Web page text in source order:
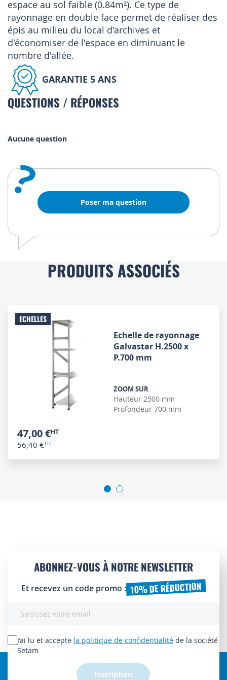
espace au sol faible (0.84m²). Ce type de
rayonnage en double face permet de réaliser des
épis au milieu du local d'archives et
d'économiser de l'espace en diminuant le
nombre d'allée.
GARANTIE 5 ANS
QUESTIONS / RÉPONSES
Aucune question
? Poser ma question
PRODUITS ASSOCIÉS
ECHELLES
Echelle de rayonnage
Galvastar H.2500 x
P.700 mm
ZOOM SUR
Hauteur 2500 mm
Profondeur 700 mm
47,00 €
56,40 €
ABONNEZ-VOUS À NOTRE NEWSLETTER
Et recevez un code promo : 10% DE RÉDUCTION
lettre
d’information
J’ai lu et accepte la politique de confidentialité de la société
Setam
Inscription